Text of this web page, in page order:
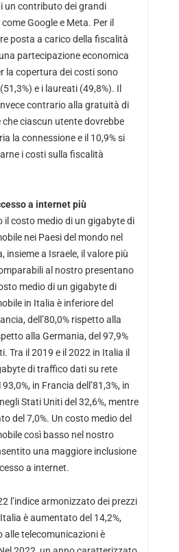
un contributo dei grandi
Google e Meta. Per il
posta a carico della fiscalità
partecipazione economica
la copertura dei costi sono
e i laureati (49,8%). Il
contrario alla gratuità di
che ciascun utente dovrebbe
la connessione e il 10,9% si
i costi sulla fiscalità
a internet più
il costo medio di un gigabyte di
nei Paesi del mondo nel
insieme a Israele, il valore più
al nostro presentano
medio di un gigabyte di
in Italia è inferiore del
dell’80,0% rispetto alla
alla Germania, del 97,9%
Tra il 2019 e il 2022 in Italia il
di traffico dati su rete
in Francia dell’81,3%, in
Stati Uniti del 32,6%, mentre
del 7,0%. Un costo medio del
così basso nel nostro
una maggiore inclusione
a internet.
l’indice armonizzato dei prezzi
è aumentato del 14,2%,
alle telecomunicazioni è